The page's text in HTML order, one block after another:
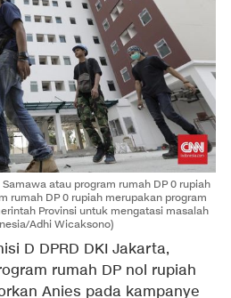
atau program rumah DP 0 rupiah
rumah DP 0 rupiah merupakan program
Provinsi untuk mengatasi masalah
Adhi Wicaksono)
D DPRD DKI Jakarta,
rumah DP nol rupiah
Anies pada kampanye